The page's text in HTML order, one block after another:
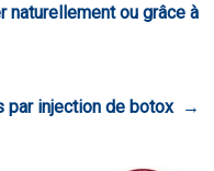
naturellement ou grâce à
par injection de botox →